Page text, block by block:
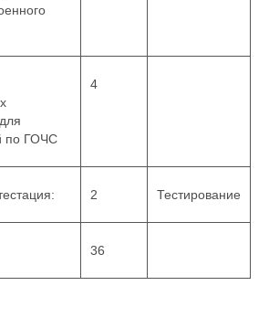
по ГОЧС
4
2 Тестирование
36